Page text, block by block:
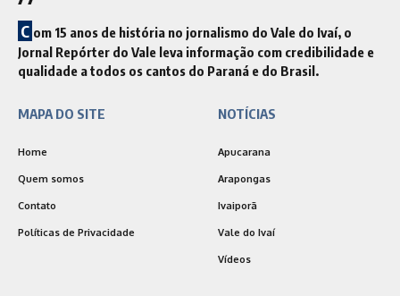
C om 15 anos de história no jornalismo do Vale do Ivaí, o
Jornal Repórter do Vale leva informação com credibilidade e
qualidade a todos os cantos do Paraná e do Brasil.
MAPA DO SITE
Home
Quem somos
Contato
Políticas de Privacidade
NOTÍCIAS
Apucarana
Arapongas
Ivaiporã
Vale do Ivaí
Vídeos